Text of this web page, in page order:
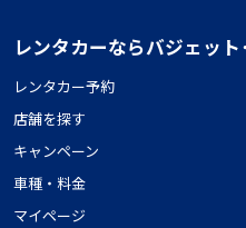
レンタカーならバジェット
レンタカー予約
店舗を探す
キャンペーン
車種・料金
マイページ